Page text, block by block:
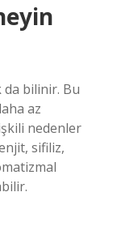
bilinir. Bu
az
nedenler
sifiliz,